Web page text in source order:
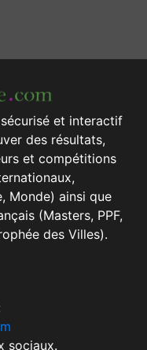
et interactif
des résultats,
et compétitions
Monde) ainsi que
(Masters, PPF,
des Villes).
sociaux.